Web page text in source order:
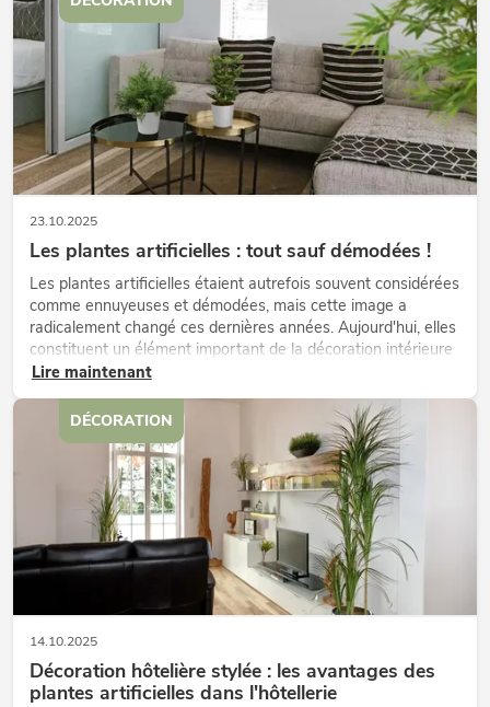
23.10.2025
Les plantes artificielles : tout sauf démodées !
Les plantes artificielles étaient autrefois souvent considérées
comme ennuyeuses et démodées, mais cette image a
radicalement changé ces dernières années. Aujourd'hui, elles
constituent un élément important de la décoration intérieure
de nombreux bureaux, hôtels, restaurants, magasins de détail
Lire maintenant
14.10.2025
Décoration hôtelière stylée : les avantages des
plantes artificielles dans l'hôtellerie
DÉCORATION